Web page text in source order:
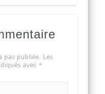
pas publiée. Les
avec *